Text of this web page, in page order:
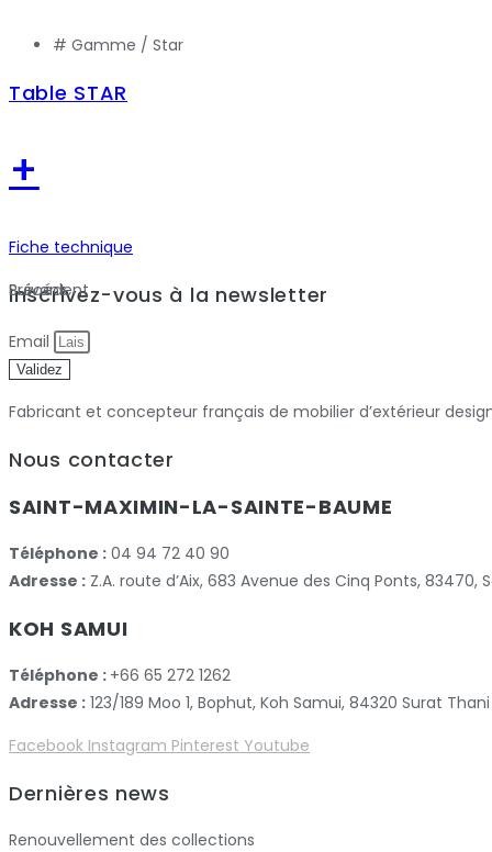
# Gamme / Star
Table STAR
+
Fiche technique
Précédent
Suivant
Inscrivez-vous à la newsletter
Email
Validez
Fabricant et concepteur français de mobilier d’extérieur
Nous contacter
SAINT-MAXIMIN-LA-SAINTE-BAUME
Téléphone : 04 94 72 40 90
Adresse : Z.A. route d’Aix, 683 Avenue des Cinq Ponts,
KOH SAMUI
Téléphone : +66 65 272 1262
Adresse : 123/189 Moo 1, Bophut, Koh Samui, 84320 Surat Thani
Facebook Instagram Pinterest Youtube
Dernières news
Renouvellement des collections